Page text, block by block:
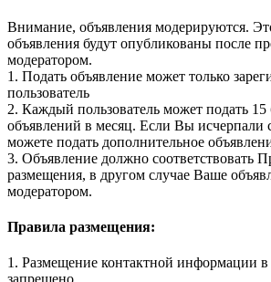
Внимание, объявления модерируются.
объявления будут опубликованы после
модератором.
1. Подать объявление может только
пользователь
2. Каждый пользователь может подать 15
объявлений в месяц. Если Вы исчерпали
можете подать дополнительное
3. Объявление должно соответствовать
размещения, в другом случае Ваше
модератором.
Правила размещения:
1. Размещение контактной информации